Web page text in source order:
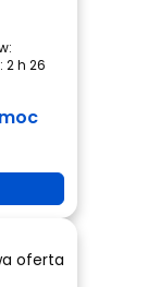
2 h 26
oferta